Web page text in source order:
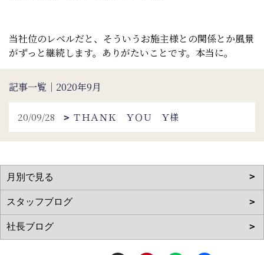
当社位のレベルだと、そういうお施主様との関係とか風景
がずっと継続します。ありがたいことです。本当に。
記事一覧｜2020年9月
20/09/28 ＴＨＡＮＫ ＹＯＵ Ｙ様